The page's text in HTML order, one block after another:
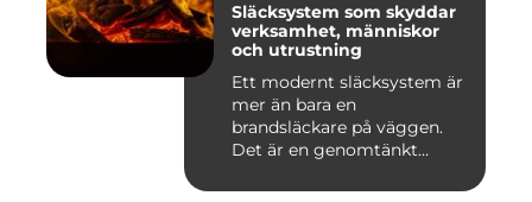
Släcksystem som skyddar
verksamhet, människor
och utrustning
Ett modernt släcksystem är
mer än bara en
brandsläckare på väggen.
Det är en genomtänkt